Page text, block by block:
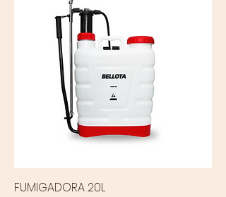
FUMIGADORA 20L